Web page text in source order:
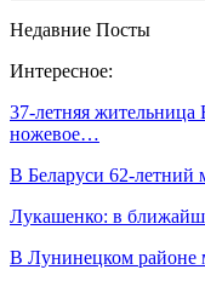
Недавние Посты
Интересное:
37-летняя жительница
ножевое…
В Беларуси 62-летний
Лукашенко: в
В Лунинецком районе